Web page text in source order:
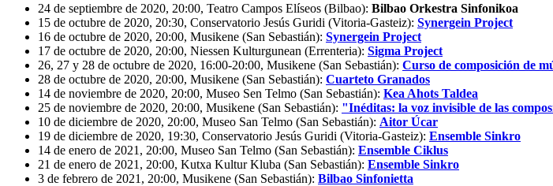
24 de septiembre de 2020, 20:00, Teatro Campos Elíseos (Bilbao): Bilbao Orkestra Sinfonikoa
15 de octubre de 2020, 20:30, Conservatorio Jesús Guridi (Vitoria-Gasteiz): Synergein Project
16 de octubre de 2020, 20:00, Musikene (San Sebastián): Synergein Project
17 de octubre de 2020, 20:00, Niessen Kulturgunean (Errenteria): Sigma Project
26, 27 y 28 de octubre de 2020, 16:00-20:00, Musikene (San Sebastián): Curso de composición de
28 de octubre de 2020, 20:00, Musikene (San Sebastián): Cuarteto Granados
14 de noviembre de 2020, 20:00, Museo Sen Telmo (San Sebastián): Kea Ahots Taldea
25 de noviembre de 2020, 20:00, Musikene (San Sebastián): "Inéditas: la voz invisible de las
10 de diciembre de 2020, 20:00, Museo San Telmo (San Sebastián): Aitor Úcar
19 de diciembre de 2020, 19:30, Conservatorio Jesús Guridi (Vitoria-Gasteiz): Ensemble Sinkro
14 de enero de 2021, 20:00, Museo San Telmo (San Sebastián): Ensemble Ciklus
21 de enero de 2021, 20:00, Kutxa Kultur Kluba (San Sebastián): Ensemble Sinkro
3 de febrero de 2021, 20:00, Musikene (San Sebastián): Bilbao Sinfonietta